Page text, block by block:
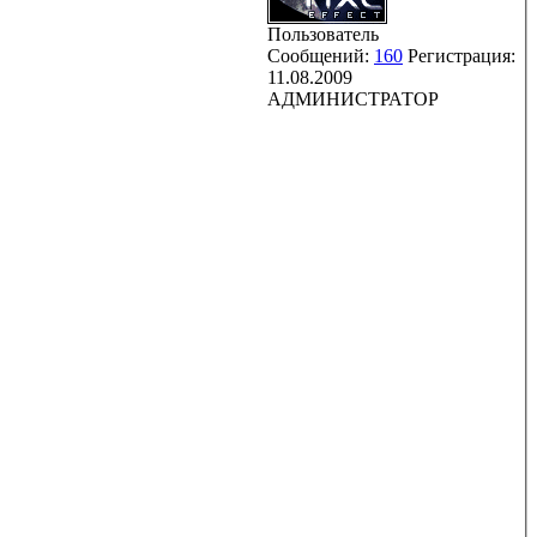
Пользователь
Сообщений: 160 Регистрация:
11.08.2009
АДМИНИСТРАТОР